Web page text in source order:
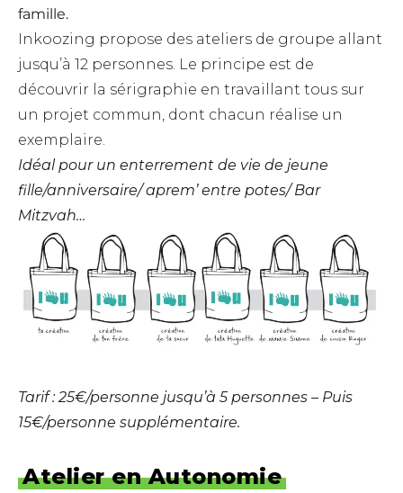
famille.
Inkoozing propose des ateliers de groupe allant
jusqu’à 12 personnes. Le principe est de
découvrir la sérigraphie en travaillant tous sur
un projet commun, dont chacun réalise un
exemplaire.
Idéal pour un enterrement de vie de jeune
fille/anniversaire/ aprem’ entre potes/ Bar
Mitzvah…
Tarif : 25€/personne jusqu’à 5 personnes – Puis
15€/personne supplémentaire.
Atelier en Autonomie